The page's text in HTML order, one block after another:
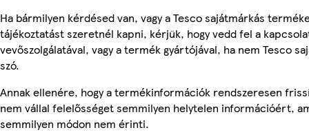
Ha bármilyen kérdésed van, vagy a Tesco sajátmárkás
tájékoztatást szeretnél kapni, kérjük, hogy vedd fel a
vevőszolgálatával, vagy a termék gyártójával, ha nem Tesco
szó.
Annak ellenére, hogy a termékinformációk rendszeresen
nem vállal felelősséget semmilyen helytelen információért,
semmilyen módon nem érinti.